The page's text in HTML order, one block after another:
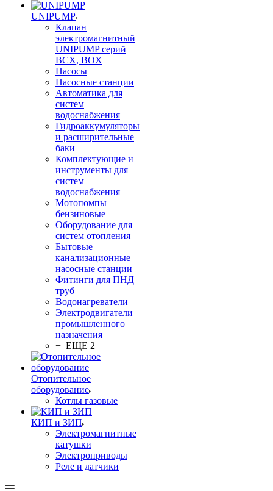
UNIPUMP
Клапан
электромагнитный
UNIPUMP серий
BCX, BOX
Насосы
Насосные станции
Автоматика для
систем
водоснабжения
Гидроаккумуляторы
и расширительные
баки
Комплектующие и
инструменты для
систем
водоснабжения
Мотопомпы
бензиновые
Оборудование для
систем отопления
Бытовые
канализационные
насосные станции
Фитинги для ПНД
труб
Водонагреватели
Электродвигатели
промышленного
назначения
+ ЕЩЕ 2
Отопительное
оборудование
Котлы газовые
КИП и ЗИП
Электромагнитные
катушки
Электроприводы
Реле и датчики